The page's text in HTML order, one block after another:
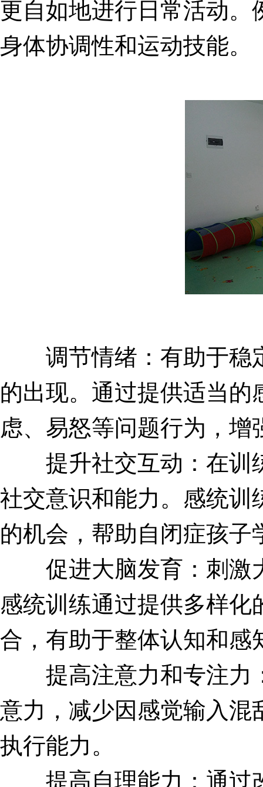
更自如地进行日常活动。
身体协调性和运动技能。
调节情绪：有助于稳
的出现。通过提供适当
虑、易怒等问题行为，增
提升社交互动：在训
社交意识和能力。感统训
的机会，帮助自闭症孩
促进大脑发育：刺激
感统训练通过提供多样化
合，有助于整体认知和感
提高注意力和专注力
意力，减少因感觉输入混
执行能力。
提高自理能力：通过